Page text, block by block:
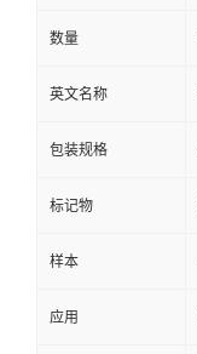
数量
英文名称
包装规格
标记物
样本
应用